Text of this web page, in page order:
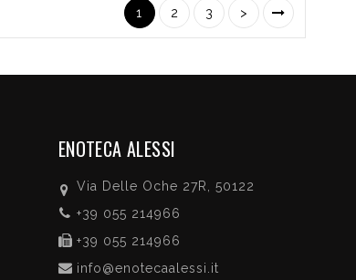
1 2 3 >
ENOTECA ALESSI
Via Delle Oche 27R, 50122
+39 055 214966
+39 055 214966
info@enotecaalessi.it